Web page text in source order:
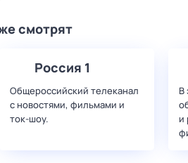
смотрят
Россия 1
Общероссийский телеканал
с новостями, фильмами и
ток-шоу.
В
и